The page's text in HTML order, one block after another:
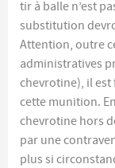
tir à balle n’est
substitution
Attention, outre
administratives
chevrotine), il
cette munition.
chevrotine hors
par une
plus si